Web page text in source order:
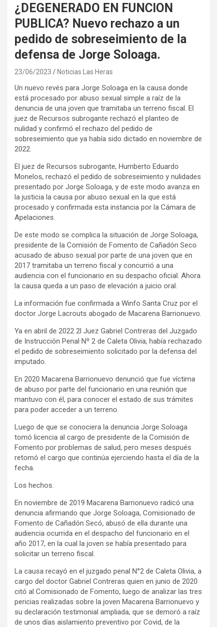
¿DEGENERADO EN FUNCION
PUBLICA? Nuevo rechazo a un
pedido de sobreseimiento de la
defensa de Jorge Soloaga.
23/06/2023 Noticias Las Heras
Un nuevo revés para Jorge Soloaga en la causa donde
está procesado por abuso sexual simple a raíz de la
denuncia de una joven que tramitaba un terreno fiscal. El
juez de Recursos subrogante rechazó el planteo de
nulidad y confirmó el rechazo del pedido de
sobreseimiento que ya había sido dictado en noviembre de
2022.
El juez de Recursos subrogante, Humberto Eduardo
Monelos, rechazó el pedido de sobreseimiento y nulidades
presentado por Jorge Soloaga, y de este modo avanza en
la justicia la causa por abuso sexual en la que está
procesado y confirmada esta instancia por la Cámara de
Apelaciones.
De este modo se complica la situación de Jorge Soloaga,
presidente de la Comisión de Fomento de Cañadón Seco
acusado de abuso sexual por parte de una joven que en
2017 tramitaba un terreno fiscal y concurrió a una
audiencia con el funcionario en su despacho oficial. Ahora
la causa queda a un paso de elevación a juicio oral.
La información fue confirmada a Winfo Santa Cruz por el
doctor Jorge Lacrouts abogado de Macarena Barrionuevo.
Ya en abril de 2022 2l Juez Gabriel Contreras del Juzgado
de Instrucción Penal Nº 2 de Caleta Olivia, había rechazado
el pedido de sobreseimiento solicitado por la defensa del
imputado.
En 2020 Macarena Barrionuevo denunció que fue víctima
de abuso por parte del funcionario en una reunión que
mantuvo con él, para conocer el estado de sus trámites
para poder acceder a un terreno.
Luego de que se conociera la denuncia Jorge Soloaga
tomó licencia al cargo de presidente de la Comisión de
Fomento por problemas de salud, pero meses después
retomó el cargo que continúa ejerciendo hasta el día de la
fecha.
Los hechos.
En noviembre de 2019 Macarena Barrionuevo radicó una
denuncia afirmando que Jorge Soloaga, Comisionado de
Fomento de Cañadón Secó, abusó de ella durante una
audiencia ocurrida en el despacho del funcionario en el
año 2017, en la cual la joven se había presentado para
solicitar un terreno fiscal.
La causa recayó en el juzgado penal N°2 de Caleta Olivia, a
cargo del doctor Gabriel Contreras quien en junio de 2020
citó al Comisionado de Fomento, luego de analizar las tres
pericias realizadas sobre la joven Macarena Barrionuevo y
su declaración testimonial ampliada, que se demoró a raíz
de unos días aislamiento preventivo por Covid, de la